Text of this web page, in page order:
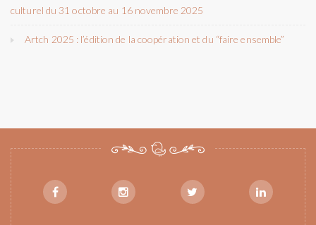
culturel du 31 octobre au 16 novembre 2025
Artch 2025 : l’édition de la coopération et du “faire ensemble”